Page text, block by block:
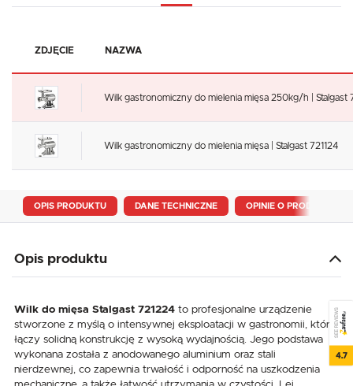
ZDJĘCIE NAZWA
Wilk gastronomiczny do mielenia mięsa 250kg/h | Stalgast
Wilk gastronomiczny do mielenia mięsa | Stalgast 721124
OPIS PRODUKTU DANE TECHNICZNE OPINIE O PRODUKCIE
Opis produktu
Wilk do mięsa Stalgast 721224 to profesjonalne urządzenie
stworzone z myślą o intensywnej eksploatacji w gastronomii, które
łączy solidną konstrukcję z wysoką wydajnością. Jego podstawa
wykonana została z anodowanego aluminium oraz stali
nierdzewnej, co zapewnia trwałość i odporność na uszkodzenia
SEE REVIEWS
4.7